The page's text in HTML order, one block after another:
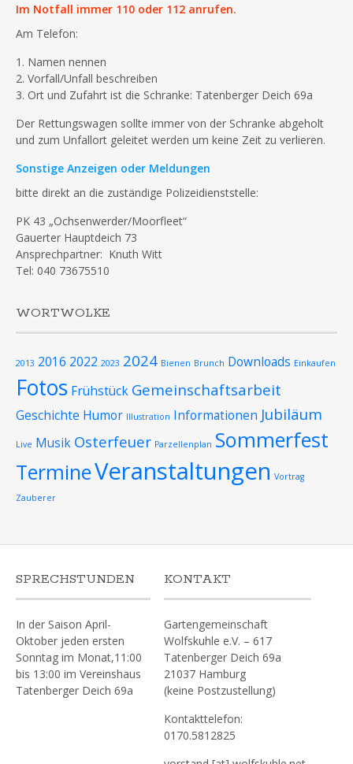
Im Notfall immer 110 oder 112 anrufen.
Am Telefon:
1. Namen nennen
2. Vorfall/Unfall beschreiben
3. Ort und Zufahrt ist die Schranke: Tatenberger Deich 69a
Der Rettungswagen sollte immer von der Schranke abgeholt
und zum Unfallort geleitet werden um keine Zeit zu verlieren.
Sonstige Anzeigen oder Meldungen
bitte direkt an die zuständige Polizeidienststelle:
PK 43 „Ochsenwerder/Moorfleet“
Gauerter Hauptdeich 73
Ansprechpartner: Knuth Witt
Tel: 040 73675510
WORTWOLKE
2013 2016 2022 2023 2024 Bienen Brunch Downloads Einkaufen
Fotos Frühstück Gemeinschaftsarbeit
Geschichte Humor Illustration Informationen Jubiläum
Live Musik Osterfeuer Parzellenplan Sommerfest
TermineVeranstaltungen Vortrag
Zauberer
SPRECHSTUNDEN
In der Saison April-
Oktober jeden ersten
Sonntag im Monat,11:00
bis 13:00 im Vereinshaus
Tatenberger Deich 69a
KONTAKT
Gartengemeinschaft
Wolfskuhle e.V. – 617
Tatenberger Deich 69a
21037 Hamburg
(keine Postzustellung)
Kontakttelefon:
0170.5812825